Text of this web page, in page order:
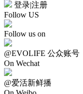
登录|注册
Follow US
Follow us on
@EVOLIFE 公众账号
On Wechat
@爱活新鲜播